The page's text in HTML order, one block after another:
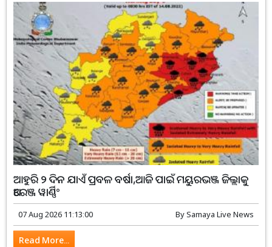
ଆହୁରି ୨ ଦିନ ଯାଏଁ ପ୍ରବଳ ବର୍ଷା,ଆଜି ପାଇଁ ମୟୁରଭଞ୍ଜ ଜିଲ୍ଲାକୁ
ଅରେଞ୍ଜ ୱାର୍ଣ୍ଣିଂ
07 Aug 2026 11:13:00 BySamaya Live News
Read More...